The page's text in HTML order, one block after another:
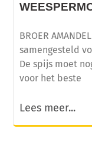
BROER
samengesteld
De spijs moet
voor het beste
Lees meer...